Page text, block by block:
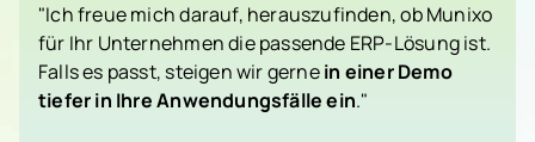
"Ich freue mich darauf, herauszufinden, ob Munixo
für Ihr Unternehmen die passende ERP-Lösung ist.
Falls es passt, steigen wir gernein einer Demo
tiefer in Ihre Anwendungsfälle ein."